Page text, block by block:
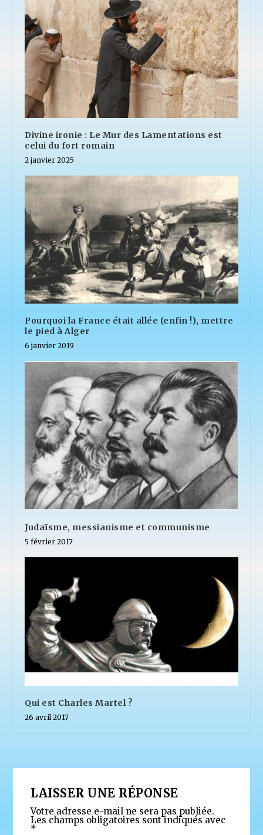
Divine ironie : Le Mur des Lamentations est
celui du fort romain
2 janvier 2025
Pourquoi la France était allée (enfin !), mettre
le pied à Alger
6 janvier 2019
Judaïsme, messianisme et communisme
5 février 2017
Qui est Charles Martel ?
26 avril 2017
LAISSER UNE RÉPONSE
Votre adresse e-mail ne sera pas publiée.
Les champs obligatoires sont indiqués avec
*